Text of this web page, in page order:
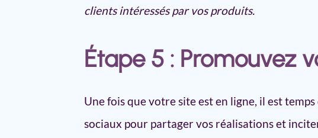
clients intéressés par vos produits.
Étape 5 : Promouvez
Une fois que votre site est en ligne, il est
sociaux pour partager vos réalisations et